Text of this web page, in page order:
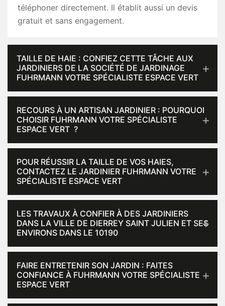
téléphoner directement. Il établit aussi un devis
gratuit et sans engagement.
TAILLE DE HAIE : CONFIEZ CETTE TÂCHE AUX
JARDINIERS DE LA SOCIÉTÉ DE JARDINAGE
FUHRMANN VOTRE SPÉCIALISTE ESPACE VERT
RECOURS À UN ARTISAN JARDINIER : POURQUOI
CHOISIR FUHRMANN VOTRE SPÉCIALISTE
ESPACE VERT ?
POUR RÉUSSIR LA TAILLE DE VOS HAIES,
CONTACTEZ LE JARDINIER FUHRMANN VOTRE
SPÉCIALISTE ESPACE VERT
LES TRAVAUX À CONFIER À DES JARDINIERS
DANS LA VILLE DE DIERREY SAINT JULIEN ET SES
ENVIRONS DANS LE 10190
FAIRE ENTRETENIR SON JARDIN : FAITES
CONFIANCE À FUHRMANN VOTRE SPÉCIALISTE
ESPACE VERT